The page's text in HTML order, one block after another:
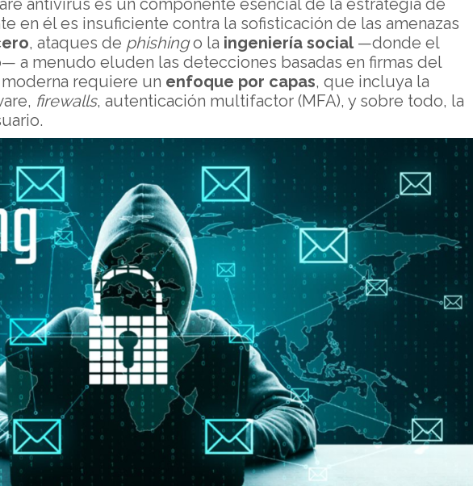
antivirus es un componente esencial de la estrategia de
en él es insuficiente contra la sofisticación de las amenazas
, ataques de phishingo la ingeniería social —donde el
a menudo eluden las detecciones basadas en firmas del
requiere un enfoque por capas, que incluya la
firewalls, autenticación multifactor (MFA), y sobre todo, la